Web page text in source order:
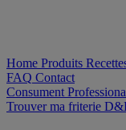
Home Produits
FAQ Contact
Consument
Trouver ma friterie